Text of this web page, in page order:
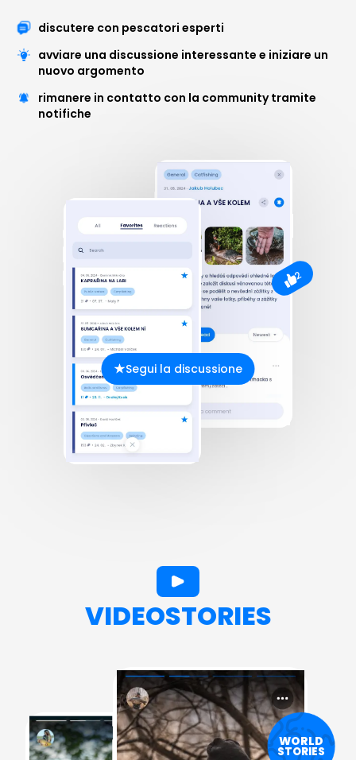
discutere con pescatori esperti
avviare una discussione interessante e iniziare un
nuovo argomento
rimanere in contatto con la community tramite
notifiche
Segui la discussione
2
VIDEOSTORIES
WORLD
STORIES